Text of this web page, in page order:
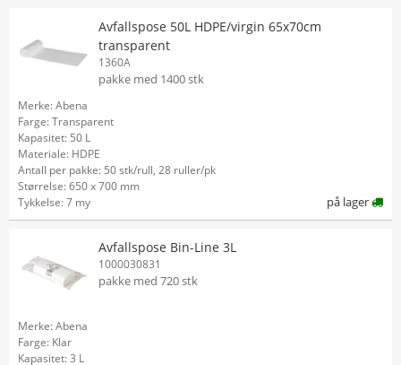
Avfallspose 50L HDPE/virgin 65x70cm
transparent
1360A
pakke med 1400 stk
Merke: Abena
Farge: Transparent
Kapasitet: 50 L
Materiale: HDPE
Antall per pakke: 50 stk/rull, 28 ruller/pk
Størrelse: 650 x 700 mm
Tykkelse: 7 my
på lager
Avfallspose Bin-Line 3L
1000030831
pakke med 720 stk
Merke: Abena
Farge: Klar
Kapasitet: 3 L